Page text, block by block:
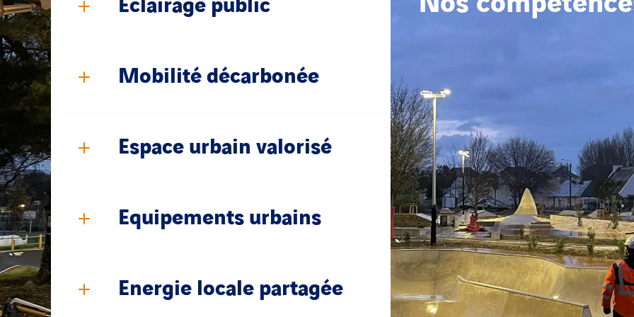
Eclairage public
Mobilité décarbonée
Espace urbain valorisé
Equipements urbains
Energie locale partagée